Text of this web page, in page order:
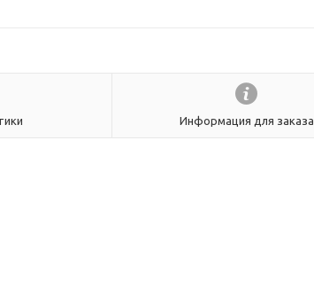
Информация для заказа